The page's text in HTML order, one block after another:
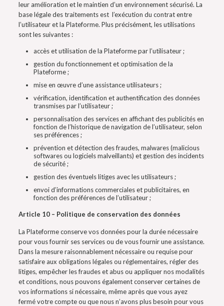
leur amélioration et le maintien d’un environnement sécurisé. La
base légale des traitements est l’exécution du contrat entre
l’utilisateur et la Plateforme. Plus précisément, les utilisations
sont les suivantes :
accès et utilisation de la Plateforme par l’utilisateur ;
gestion du fonctionnement et optimisation de la
Plateforme ;
mise en œuvre d’une assistance utilisateurs ;
vérification, identification et authentification des données
transmises par l’utilisateur ;
personnalisation des services en affichant des publicités en
fonction de l’historique de navigation de l’utilisateur, selon
ses préférences ;
prévention et détection des fraudes, malwares (malicious
softwares ou logiciels malveillants) et gestion des incidents
de sécurité ;
gestion des éventuels litiges avec les utilisateurs ;
envoi d’informations commerciales et publicitaires, en
fonction des préférences de l’utilisateur ;
Article 10 – Politique de conservation des données
La Plateforme conserve vos données pour la durée nécessaire
pour vous fournir ses services ou de vous fournir une assistance.
Dans la mesure raisonnablement nécessaire ou requise pour
satisfaire aux obligations légales ou réglementaires, régler des
litiges, empêcher les fraudes et abus ou appliquer nos modalités
et conditions, nous pouvons également conserver certaines de
vos informations si nécessaire, même après que vous ayez
fermé votre compte ou que nous n’avons plus besoin pour vous